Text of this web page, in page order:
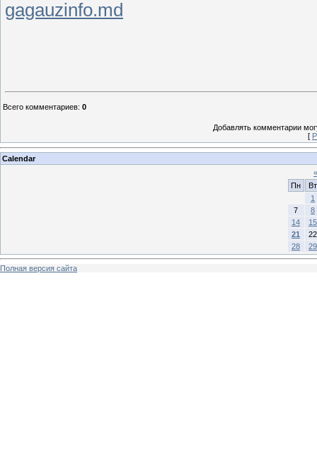
gagauzinfo.md
Всего комментариев: 0
Добавлять комментарии
[
Calendar
«
Пн
Вт
1
7
8
14
15
21
22
28
29
Полная версия сайта